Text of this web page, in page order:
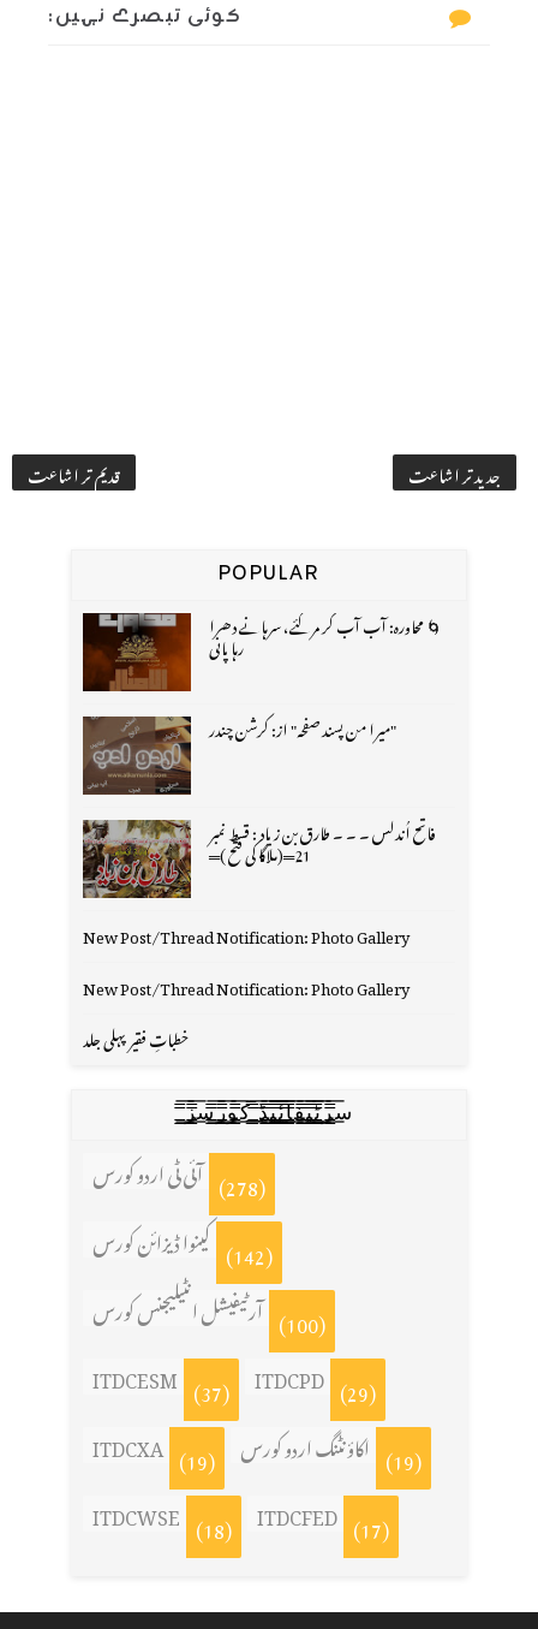
کوئی تبصرے نہیں:
جدید تر اشاعت قدیم تر اشاعت
POPULAR
🌀 محاورہ: آب آب کر مر گئے، سرہانے دھرا
رہا پانی
"میرا من پسند صفحہ" از: کرشن چندر
فاتح اُندلس ۔ ۔ ۔ طارق بن زیاد : قسط نمبر
21═(ملاگا کی فتح )═
New Post/Thread Notification: Photo Gallery
New Post/Thread Notification: Photo Gallery
خطباتِ فقیر پہلی جلد
س̳̿͟͞ر̳̿͟͞ٹ̳̿͟͞ی̳̿͟͞ف̳̿͟͞ا̳̿͟͞ي̳̳̿ٔ̿͟͟͞͞ی̳̿͟͞ڈ̳̿͟͞ ̳̿͟͞ک̳̿͟͞و̳̿͟͞ر̳̿͟͞س̳̿͟͞ز̳̿͟͞
آئی ٹی اردو کورس (278)
کینوا ڈیزائن کورس (142)
آرٹیفیشل انٹیلیجنس کورس (100)
ITDCESM (37) ITDCPD (29)
ITDCXA (19) اکاؤنٹنگ اردو کورس (19)
ITDCWSE (18) ITDCFED (17)